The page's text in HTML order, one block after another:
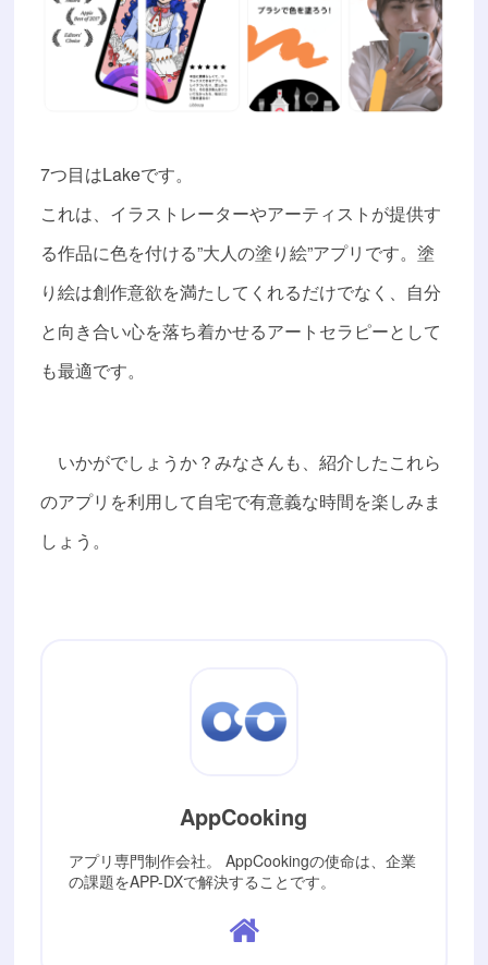
7つ目はLakeです。
これは、イラストレーターやアーティストが提供す
る作品に色を付ける”大人の塗り絵”アプリです。塗
り絵は創作意欲を満たしてくれるだけでなく、自分
と向き合い心を落ち着かせるアートセラピーとして
も最適です。
いかがでしょうか？みなさんも、紹介したこれら
のアプリを利用して自宅で有意義な時間を楽しみま
しょう。
AppCooking
アプリ専門制作会社。 AppCookingの使命は、企業
の課題をAPP-DXで解決することです。